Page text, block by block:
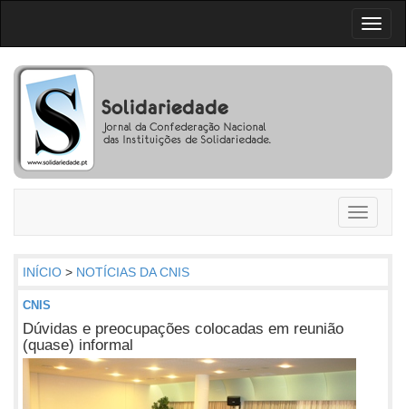
Toggle
INÍCIO > NOTÍCIAS DA CNIS
CNIS
Dúvidas e preocupações colocadas em reunião
(quase) informal